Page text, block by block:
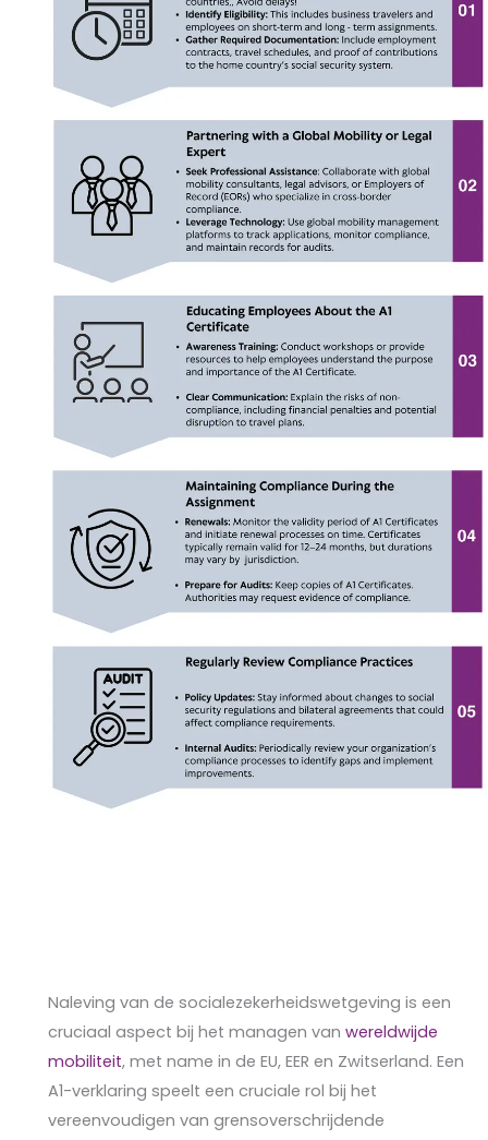
Naleving van de socialezekerheidswetgeving is een
cruciaal aspect bij het managen vanwereldwijde
mobiliteit, met name in de EU, EER en Zwitserland. Een
A1-verklaring speelt een cruciale rol bij het
vereenvoudigen van grensoverschrijdende